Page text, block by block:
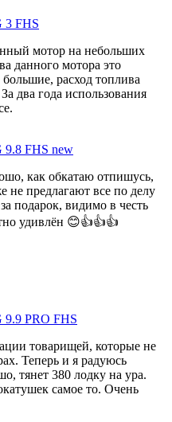
3 FHS
мотор на небольших
данного мотора это
расход топлива
два года использования
FHS new
как обкатаю отпишусь,
не предлагают все по делу
подарок, видимо в честь
удивлён 😊👍👍👍
PRO FHS
товарищей, которые не
Теперь и я радуюсь
тянет 380 лодку на ура.
самое то. Очень